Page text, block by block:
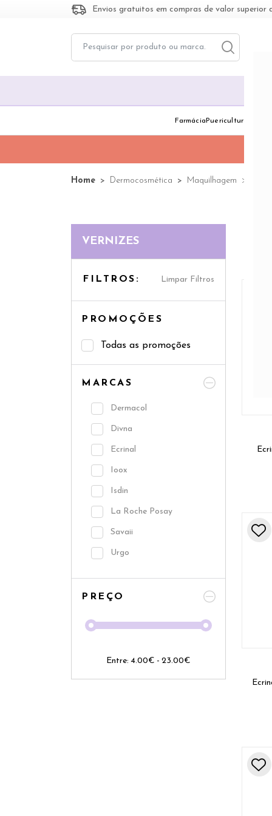
Envios gratuitos em compras de valor
FarmáciaToggle
Puericultura
Home Dermocosmética Maquilhagem
VERNIZES
FILTROS: Limpar Filtros
PROMOÇÕES
Todas as promoções
MARCAS
Dermacol
Divna
Ecrinal
Ioox
Isdin
La Roche Posay
Savaii
Urgo
PREÇO
Entre: 4.00€ - 23.00€